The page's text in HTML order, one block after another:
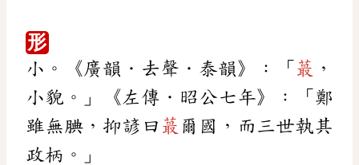
形
小。《廣韻．去聲．泰韻》：「 蕞 ，
小貌。」《左傳．昭公七年》：「鄭
雖無腆，抑諺曰 蕞 爾國，而三世執其
政柄。」